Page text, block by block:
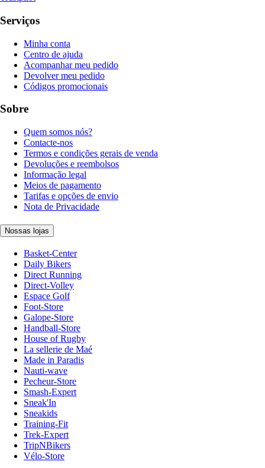
Serviços
Minha conta
Centro de ajuda
Acompanhar meu pedido
Devolver meu pedido
Códigos promocionais
Sobre
Quem somos nós?
Contacte-nos
Termos e condições gerais de venda
Devoluções e reembolsos
Informação legal
Meios de pagamento
Tarifas e opções de envio
Nota de Privacidade
Nossas lojas
Basket-Center
Daily Bikers
Direct Running
Direct-Volley
Espace Golf
Foot-Store
Galope-Store
Handball-Store
House of Rugby
La sellerie de Maé
Made in Paradis
Nauti-wave
Pecheur-Store
Smash-Expert
Sneak'In
Sneakids
Training-Fit
Trek-Expert
TripNBikers
Vélo-Store